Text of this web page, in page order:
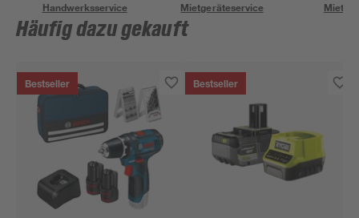
Handwerksservice Mietgeräteservice
Häufig dazu gekauft
Bestseller Bestseller